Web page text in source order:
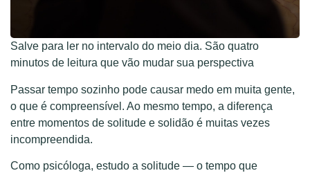
Salve para ler no intervalo do meio dia. São quatro
minutos de leitura que vão mudar sua perspectiva
Passar tempo sozinho pode causar medo em muita gente,
o que é compreensível. Ao mesmo tempo, a diferença
entre momentos de solitude e solidão é muitas vezes
incompreendida.
Como psicóloga, estudo a solitude — o tempo que